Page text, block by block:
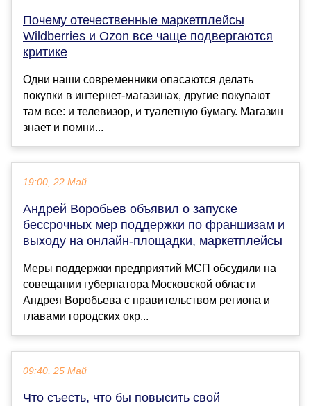
Почему отечественные маркетплейсы
Wildberries и Ozon все чаще подвергаются
критике
Одни наши современники опасаются делать
покупки в интернет-магазинах, другие покупают
там все: и телевизор, и туалетную бумагу. Магазин
знает и помни...
19:00, 22 Май
Андрей Воробьев объявил о запуске
бессрочных мер поддержки по франшизам и
выходу на онлайн-площадки, маркетплейсы
Меры поддержки предприятий МСП обсудили на
совещании губернатора Московской области
Андрея Воробьева с правительством региона и
главами городских окр...
09:40, 25 Май
Что съесть, что бы повысить свой